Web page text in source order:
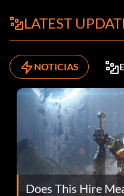
LATEST
NOTICIAS
Does This Hire